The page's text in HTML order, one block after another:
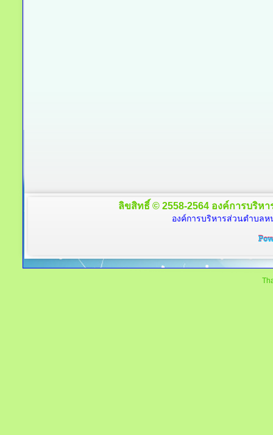
ลิขสิทธิ์ © 2558-2564 องค์การบริห
องค์การบริหารส่วนตำบลห